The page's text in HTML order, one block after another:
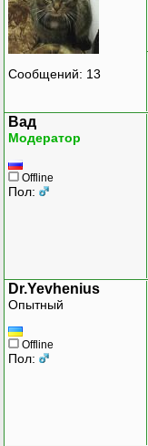
Сообщений: 13
Вад
Модератор
Offline
Пол:
Dr.Yevhenius
Опытный
Offline
Пол: